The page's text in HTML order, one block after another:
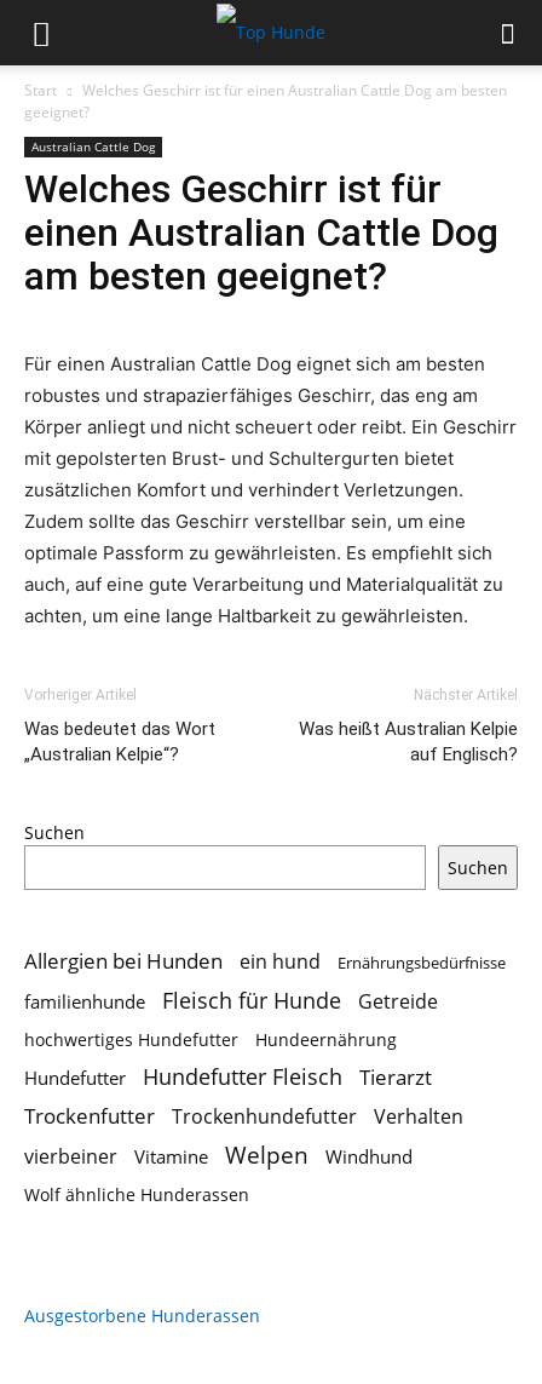
Start
Welches Geschirr ist für einen Australian Cattle Dog am besten
geeignet?
Australian Cattle Dog
Welches Geschirr ist für
einen Australian Cattle Dog
am besten geeignet?
Für einen Australian Cattle Dog eignet sich am besten
robustes und strapazierfähiges Geschirr, das eng am
Körper anliegt und nicht scheuert oder reibt. Ein Geschirr
mit gepolsterten Brust- und Schultergurten bietet
zusätzlichen Komfort und verhindert Verletzungen.
Zudem sollte das Geschirr verstellbar sein, um eine
optimale Passform zu gewährleisten. Es empfiehlt sich
auch, auf eine gute Verarbeitung und Materialqualität zu
achten, um eine lange Haltbarkeit zu gewährleisten.
Vorheriger Artikel
Was bedeutet das Wort
„Australian Kelpie“?
Nächster Artikel
Was heißt Australian Kelpie
auf Englisch?
Suchen
Suchen
Allergien bei Hunden ein hund Ernährungsbedürfnisse
familienhunde Fleisch für Hunde Getreide
hochwertiges Hundefutter Hundeernährung
Hundefutter Hundefutter Fleisch
Tierarzt
Trockenfutter
Trockenhundefutter
Verhalten
vierbeiner
Vitamine Welpen Windhund
Wolf ähnliche Hunderassen
Ausgestorbene Hunderassen